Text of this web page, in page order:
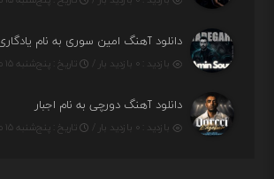
دانلود آهنگ امین سوری به نام
بازدید : ۰ بازدید بار / تاریخ : پنج‌شنبه ۱۵ مرداد ۱۴۰۵
دانلود آهنگ دورچی به نام اجبار
بازدید : ۰ بازدید بار / تاریخ : پنج‌شنبه ۱۵ مرداد ۱۴۰۵